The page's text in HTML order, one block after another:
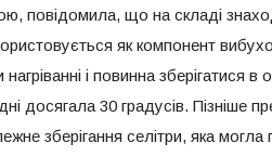
повідомила, що на складі
як компонент
і повинна зберігатися в
досягала 30 градусів. Пізніше
зберігання селітри, яка могла